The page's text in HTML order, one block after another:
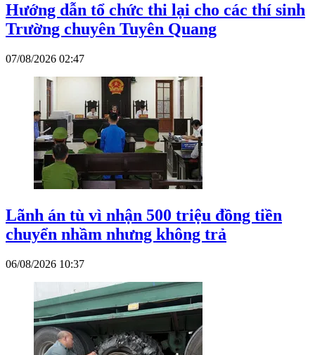
Hướng dẫn tổ chức thi lại cho các thí sinh
Trường chuyên Tuyên Quang
07/08/2026 02:47
Lãnh án tù vì nhận 500 triệu đồng tiền
chuyển nhầm nhưng không trả
06/08/2026 10:37